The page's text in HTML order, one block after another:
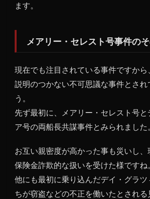
ます。
メアリー・セレスト号事件の
現在でも注目されている事件ですから
説明のつかない不可思議な事件とされ
う。
先ず最初に、メアリー・セレスト号と
ア号の両船長共謀事件とみられました
お互い親密度が高かった事も災いし
保険金詐欺的な扱いを受けた様ですね
他にも最初に乗り込んだデイ・グラツ
ちが窃盗などの不正を働いたとされる